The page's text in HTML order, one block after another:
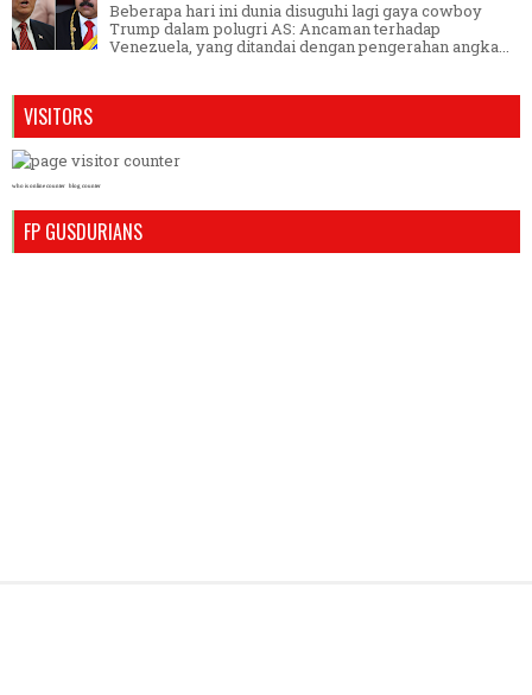
Beberapa hari ini dunia disuguhi lagi gaya cowboy
Trump dalam polugri AS: Ancaman terhadap
Venezuela, yang ditandai dengan pengerahan angka...
VISITORS
who is online counter blog counter
FP GUSDURIANS